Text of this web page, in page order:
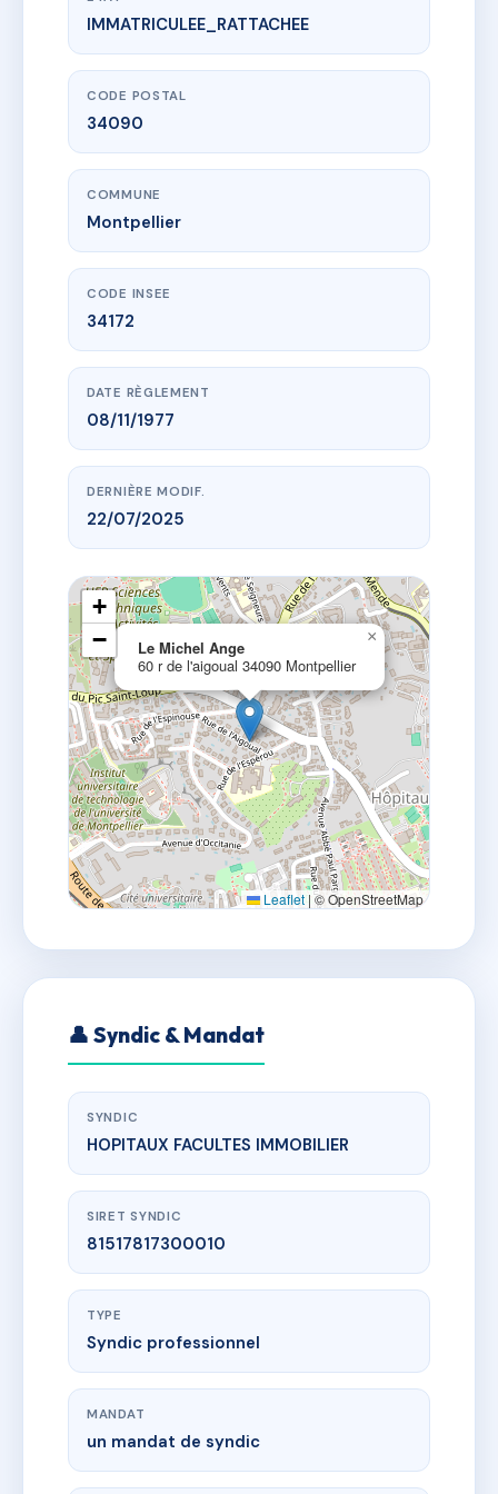
www.vme.plus/AC1981844
Le Michel Ange
60 r de l'aigoual
IMMATRICULEE_RATTACHEE
CODE POSTAL
34090
COMMUNE
Montpellier
CODE INSEE
34172
DATE RÈGLEMENT
08/11/1977
DERNIÈRE MODIF.
22/07/2025
Le Michel Ange
60 r de l'aigoual 34090 Montpellier
×
+
−
Leaflet |© OpenStreetMap
👤 Syndic & Mandat
SYNDIC
HOPITAUX FACULTES IMMOBILIER
SIRET SYNDIC
81517817300010
TYPE
Syndic professionnel
MANDAT
un mandat de syndic